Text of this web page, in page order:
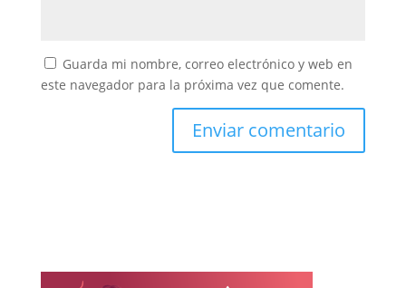
Guarda mi nombre, correo electrónico y web en
este navegador para la próxima vez que comente.